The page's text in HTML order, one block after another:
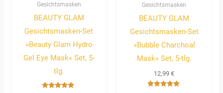
Gesichtsmasken
BEAUTY GLAM
Gesichtsmasken-Set
»Beauty Glam Hydro
Gel Eye Mask« Set, 5-
tlg.
Gesichtsmasken
BEAUTY GLAM
Gesichtsmasken-Set
»Bubble Charchoal
Mask« Set, 5-tlg.
12,99€